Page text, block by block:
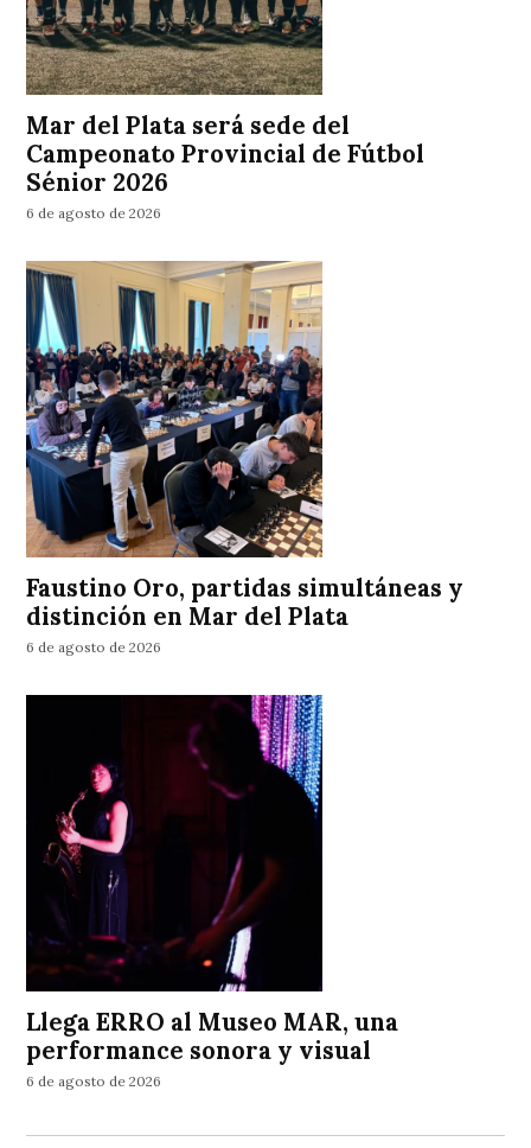
Mar del Plata será sede del
Campeonato Provincial de Fútbol
Sénior 2026
6 de agosto de 2026
Faustino Oro, partidas simultáneas y
distinción en Mar del Plata
6 de agosto de 2026
Llega ERRO al Museo MAR, una
performance sonora y visual
6 de agosto de 2026